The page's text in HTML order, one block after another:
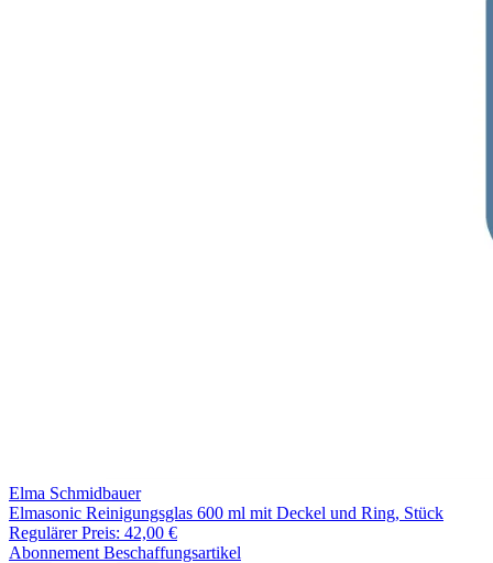
Elma Schmidbauer
Elmasonic Reinigungsglas 600 ml mit Deckel und Ring, Stück
Regulärer Preis: 42,00 €
Abonnement Beschaffungsartikel